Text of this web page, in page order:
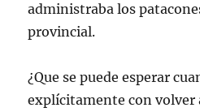
administraba los
provincial.
¿Que se puede esperar
explícitamente con